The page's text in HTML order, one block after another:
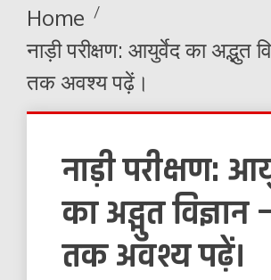
Home
नाड़ी परीक्षण: आयुर्वेद का अद्भुत
तक अवश्य पढ़ें।
नाड़ी परीक्षण:
का अद्भुत
तक अवश्य पढ़ें।